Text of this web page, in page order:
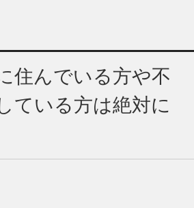
住んでいる方や不
ている方は絶対に